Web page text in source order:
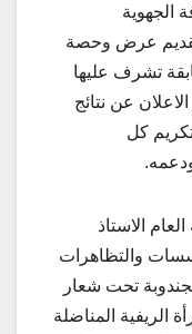
الجهوية
عرض وحصة
تشرف عليها
عن نتائج
كل
الاستاذ
والتظاهرات
تحت شعار
الريفية المناضلة